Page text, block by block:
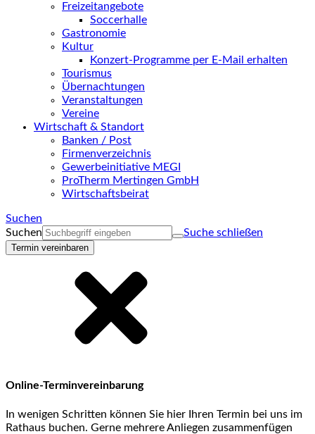
Freizeitangebote
Soccerhalle
Gastronomie
Kultur
Konzert-Programme per E-Mail erhalten
Tourismus
Übernachtungen
Veranstaltungen
Vereine
Wirtschaft & Standort
Banken / Post
Firmenverzeichnis
Gewerbeinitiative MEGI
ProTherm Mertingen GmbH
Wirtschaftsbeirat
Suchen
Suchen
Suche schließen
Termin vereinbaren
Online-Terminvereinbarung
In wenigen Schritten können Sie hier Ihren Termin bei uns im
Rathaus buchen. Gerne mehrere Anliegen zusammenfügen